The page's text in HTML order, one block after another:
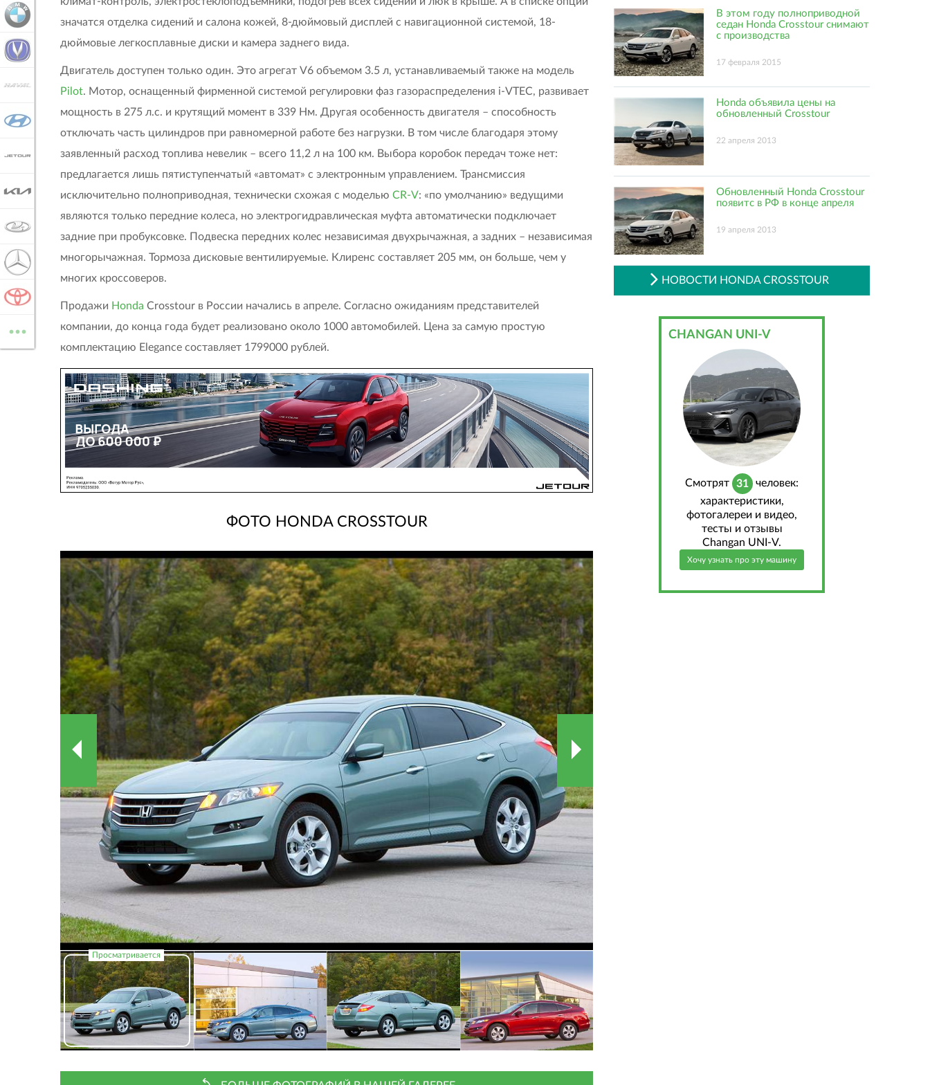
значатся отделка сидений и салона кожей, 8-дюймовый дисплей с навигационной системой, 18-
дюймовые легкосплавные диски и камера заднего вида.
Двигатель доступен только один. Это агрегат V6 объемом 3.5 л, устанавливаемый также на модель
Pilot. Мотор, оснащенный фирменной системой регулировки фаз газораспределения i-VTEC, развивает
мощность в 275 л.с. и крутящий момент в 339 Нм. Другая особенность двигателя – способность
отключать часть цилиндров при равномерной работе без нагрузки. В том числе благодаря этому
заявленный расход топлива невелик – всего 11,2 л на 100 км. Выбора коробок передач тоже нет:
предлагается лишь пятиступенчатый «автомат» с электронным управлением. Трансмиссия
исключительно полноприводная, технически схожая с моделью CR-V: «по умолчанию» ведущими
являются только передние колеса, но электрогидравлическая муфта автоматически подключает
задние при пробуксовке. Подвеска передних колес независимая двухрычажная, а задних – независимая
многорычажная. Тормоза дисковые вентилируемые. Клиренс составляет 205 мм, он больше, чем у
многих кроссоверов.
Продажи Honda Crosstour в России начались в апреле. Согласно ожиданиям представителей
компании, до конца года будет реализовано около 1000 автомобилей. Цена за самую простую
комплектацию Elegance составляет 1799000 рублей.
ФОТО HONDA CROSSTOUR
В этом году полноприводной
седан Honda Crosstour снимают
с производства
17 февраля 2015
Honda объявила цены на
обновленный Crosstour
22 апреля 2013
Обновленный Honda Crosstour
появитс в РФ в конце апреля
19 апреля 2013
НОВОСТИ HONDA CROSSTOUR
CHANGAN UNI-V
Cмотрят 31
человек:
характеристики,
фотогалереи и видео,
тесты и отзывы
Changan UNI-V.
Хочу узнать про эту машину
CHANGAN
HAVAL
HYUNDAI
JETOUR
MERCEDES-BENZ
... ВСЕ МАРКИ